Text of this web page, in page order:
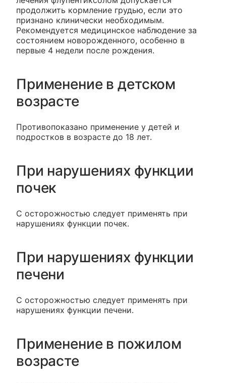
продолжить кормление грудью, если это
признано клинически необходимым.
Рекомендуется медицинское наблюдение за
состоянием новорожденного, особенно в
первые 4 недели после рождения.
Применение в детском
возрасте
Противопоказано применение у детей и
подростков в возрасте до 18 лет.
При нарушениях функции
почек
С осторожностью следует применять при
нарушениях функции почек.
При нарушениях функции
печени
С осторожностью следует применять при
нарушениях функции печени.
Применение в пожилом
возрасте